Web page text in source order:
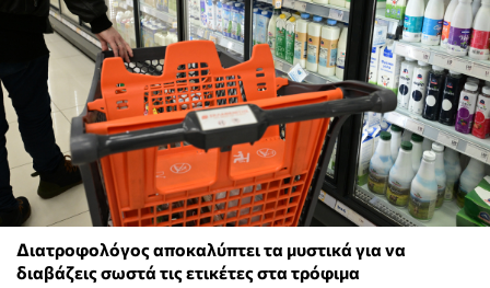
Διατροφολόγος αποκαλύπτει τα μυστικά για να
διαβάζεις σωστά τις ετικέτες στα τρόφιμα